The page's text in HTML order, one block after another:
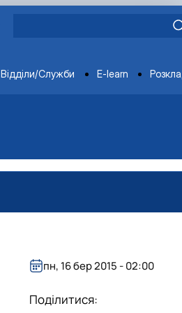
Відділи/Служби E-learn
пн, 16 бер 2015 - 02:00
Поділитися: